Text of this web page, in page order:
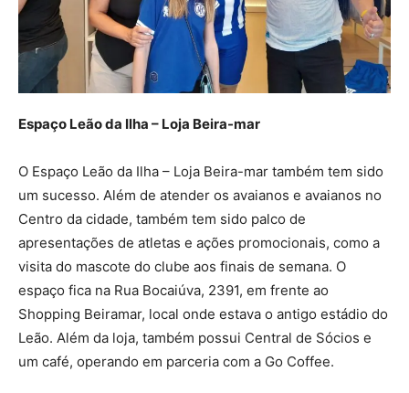
Espaço Leão da Ilha – Loja Beira-mar
O Espaço Leão da Ilha – Loja Beira-mar também tem sido
um sucesso. Além de atender os avaianos e avaianos no
Centro da cidade, também tem sido palco de
apresentações de atletas e ações promocionais, como a
visita do mascote do clube aos finais de semana. O
espaço fica na Rua Bocaiúva, 2391, em frente ao
Shopping Beiramar, local onde estava o antigo estádio do
Leão. Além da loja, também possui Central de Sócios e
um café, operando em parceria com a Go Coffee.